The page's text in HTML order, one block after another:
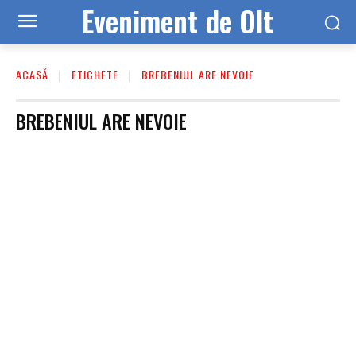
Eveniment de Olt
ACASĂ ETICHETE BREBENIUL ARE NEVOIE
BREBENIUL ARE NEVOIE